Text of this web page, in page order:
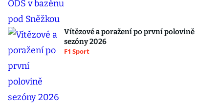
Vítězové a poražení po první polovině
sezóny 2026
F1 Sport